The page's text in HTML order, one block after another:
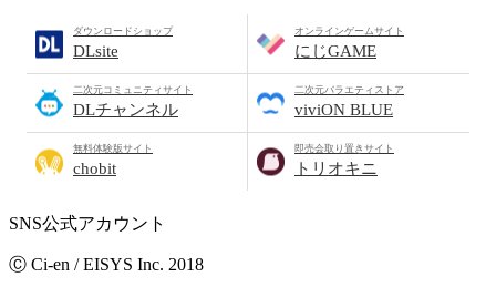
ダウンロードショップ
DLsite
オンラインゲームサイト
にじGAME
二次元コミュニティサイト
DLチャンネル
二次元バラエティストア
viviON BLUE
無料体験版サイト
chobit
即売会取り置きサイト
トリオキニ
SNS公式アカウント
Ⓒ Ci-en / EISYS Inc. 2018